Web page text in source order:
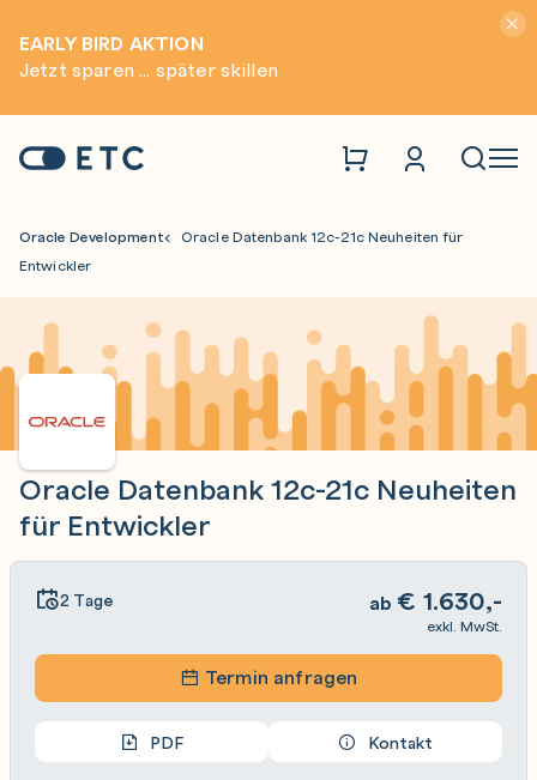
EARLY BIRD AKTION
Jetzt sparen ... später skillen
Startseite: ETC
Oracle Development
Oracle Datenbank 12c-21c Neuheiten für
Entwickler
Oracle Datenbank 12c-21c Neuheiten
für Entwickler
2 Tage ab € 1.630,-
exkl. MwSt.
Termin anfragen
PDF Kontakt